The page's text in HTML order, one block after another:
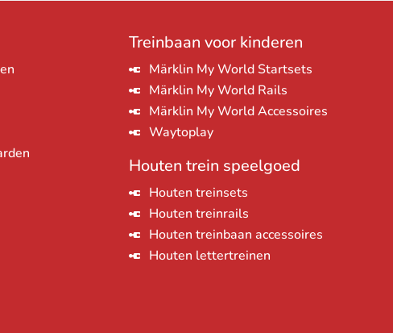
Treinbaan voor kinderen
Märklin My World Startsets
Märklin My World Rails
Märklin My World Accessoires
Waytoplay
Houten trein speelgoed
Houten treinsets
Houten treinrails
Houten treinbaan accessoires
Houten lettertreinen